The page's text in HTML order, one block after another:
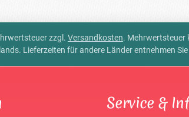
zzgl. Versandkosten. Mehrwertsteuer
Lieferzeiten für andere Länder entnehmen
Service &